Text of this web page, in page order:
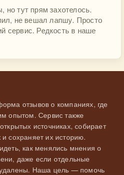
тут прям захотелось.
не вешал лапшу. Просто
сервис. Редкость в наше
отзывов о компаниях, где
опытом. Сервис также
источниках, собирает
сохраняет их историю.
как менялись мнения о
даже если отдельные
Наша цель — помочь